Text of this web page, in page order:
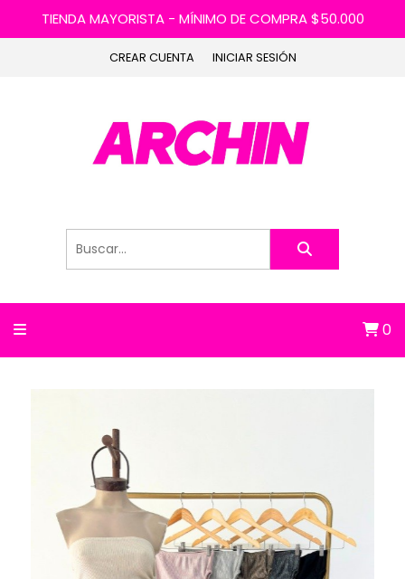
TIENDA MAYORISTA - MÍNIMO DE COMPRA $50.000
CREAR CUENTA INICIAR SESIÓN
0